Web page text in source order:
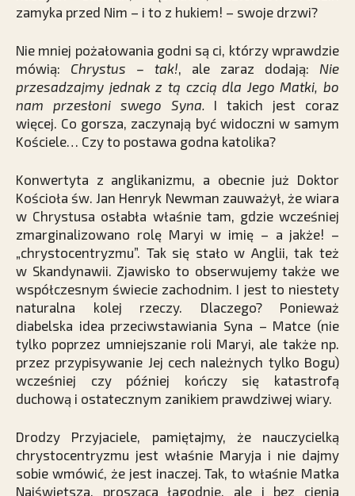
zamyka przed Nim – i to z hukiem! – swoje drzwi?
Nie mniej pożałowania godni są ci, którzy wprawdzie
mówią: Chrystus – tak!, ale zaraz dodają: Nie
przesadzajmy jednak z tą czcią dla Jego Matki, bo
nam przesłoni swego Syna. I takich jest coraz
więcej. Co gorsza, zaczynają być widoczni w samym
Kościele… Czy to postawa godna katolika?
Konwertyta z anglikanizmu, a obecnie już Doktor
Kościoła św. Jan Henryk Newman zauważył, że wiara
w Chrystusa osłabła właśnie tam, gdzie wcześniej
zmarginalizowano rolę Maryi w imię – a jakże! –
„chrystocentryzmu”. Tak się stało w Anglii, tak też
w Skandynawii. Zjawisko to obserwujemy także we
współczesnym świecie zachodnim. I jest to niestety
naturalna kolej rzeczy. Dlaczego? Ponieważ
diabelska idea przeciwstawiania Syna – Matce (nie
tylko poprzez umniejszanie roli Maryi, ale także np.
przez przypisywanie Jej cech należnych tylko Bogu)
wcześniej czy później kończy się katastrofą
duchową i ostatecznym zanikiem prawdziwej wiary.
Drodzy Przyjaciele, pamiętajmy, że nauczycielką
chrystocentryzmu jest właśnie Maryja i nie dajmy
sobie wmówić, że jest inaczej. Tak, to właśnie Matka
Najświętsza, prosząca łagodnie, ale i bez cienia